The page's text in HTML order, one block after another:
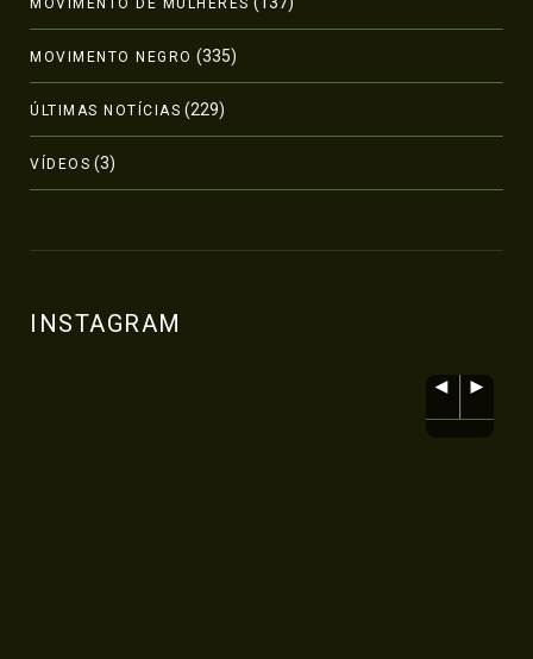
MOVIMENTO DE MULHERES
MOVIMENTO NEGRO (335)
ÚLTIMAS NOTÍCIAS (229)
VÍDEOS (3)
INSTAGRAM